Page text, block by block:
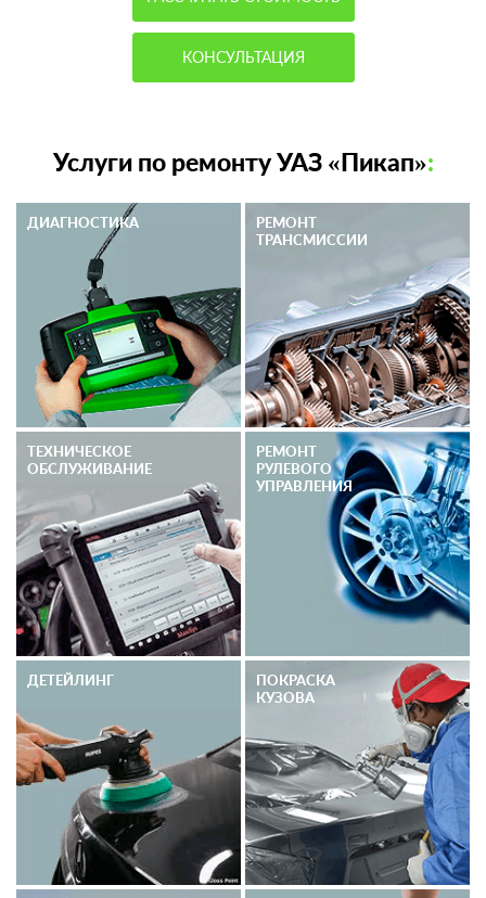
КОНСУЛЬТАЦИЯ
Услуги по ремонту УАЗ «Пикап»:
ДИАГНОСТИКА
РЕМОНТ
ТРАНСМИССИИ
ТЕХНИЧЕСКОЕ
ОБСЛУЖИВАНИЕ
РЕМОНТ
РУЛЕВОГО
УПРАВЛЕНИЯ
ДЕТЕЙЛИНГ
ПОКРАСКА
КУЗОВА